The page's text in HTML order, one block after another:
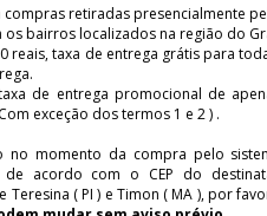
retiradas presencialmente
os bairros localizados na região do
reais, taxa de entrega grátis para
de entrega promocional de
exceção dos termos 1 e 2 ) .
momento da compra pelo
acordo com o CEP do
( PI ) e Timon ( MA ), por